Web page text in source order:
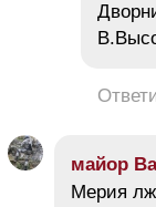
майор
Мерия